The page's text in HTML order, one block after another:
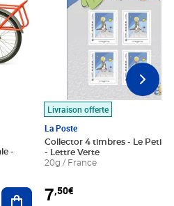
Ajouter au panier
Livraison offerte
La Poste
Collector 4 timbres - Le Petit
- Lettre Verte
20g / France
7,50€